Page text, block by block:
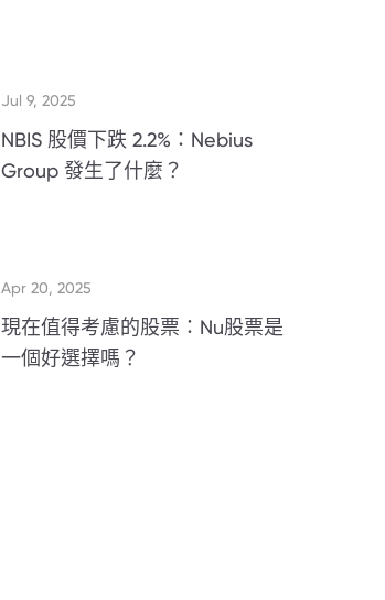
Jul 9, 2025
NBIS 股價下跌 2.2%：Nebius
Group 發生了什麼？
Apr 20, 2025
現在值得考慮的股票：Nu股票是
一個好選擇嗎？